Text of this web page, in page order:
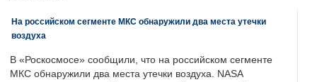
На российском сегменте МКС обнаружили два места утечки
воздуха
В «Роскосмосе» сообщили, что на российском сегменте
МКС обнаружили два места утечки воздуха. NASA